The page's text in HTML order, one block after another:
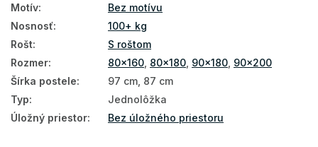
Motív:
Bez motívu
Nosnosť:
100+ kg
Rošt:
S roštom
Rozmer: 80x160 80x180 90x180 90x200
Šírka postele:
97 cm, 87 cm
Typ:
Jednolôžka
Úložný priestor: Bez úložného priestoru